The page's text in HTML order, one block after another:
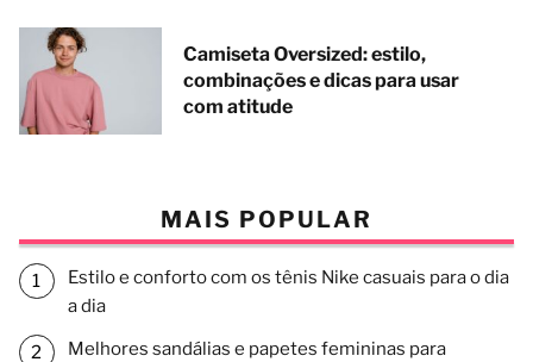
Camiseta Oversized: estilo,
combinações e dicas para usar
com atitude
MAIS POPULAR
Estilo e conforto com os tênis Nike casuais para o dia
a dia
Melhores sandálias e papetes femininas para